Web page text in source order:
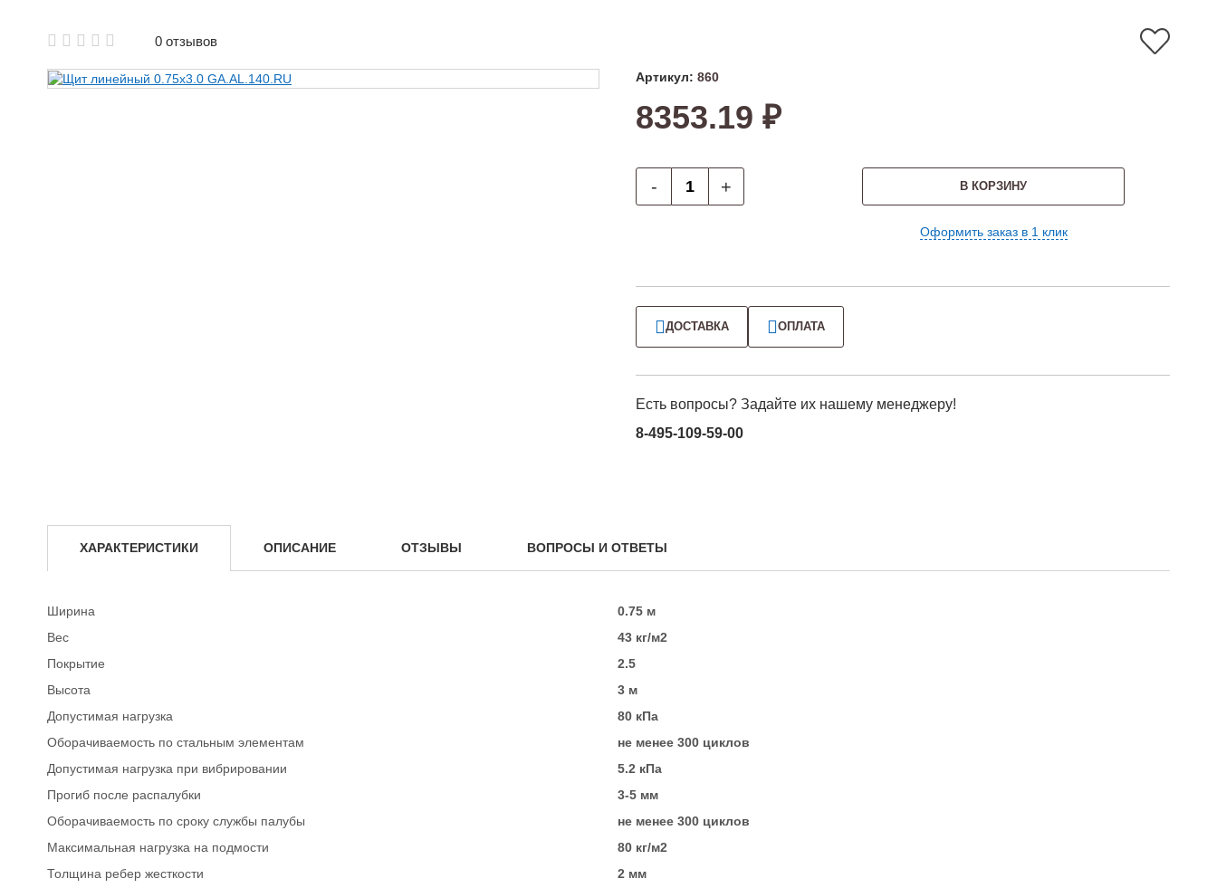
0 отзывов
Артикул: 860
8353.19 ₽
- + В КОРЗИНУ
Оформить заказ в 1 клик
ДОСТАВКА ОПЛАТА
Есть вопросы? Задайте их нашему менеджеру!
8-495-109-59-00
ХАРАКТЕРИСТИКИ ОПИСАНИЕ ОТЗЫВЫ ВОПРОСЫ И ОТВЕТЫ
Ширина
0.75 м
Вес
43 кг/м2
Покрытие
2.5
Высота
3 м
Допустимая нагрузка
80 кПа
Оборачиваемость по стальным элементам
не менее 300 циклов
Допустимая нагрузка при вибрировании
5.2 кПа
Прогиб после распалубки
3-5 мм
Оборачиваемость по сроку службы палубы
не менее 300 циклов
Максимальная нагрузка на подмости
80 кг/м2
Толщина ребер жесткости
2 мм